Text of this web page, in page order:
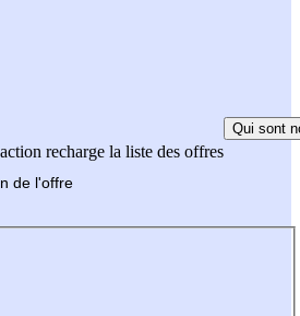
recharge la liste des offres
Qui sont
de l'offre